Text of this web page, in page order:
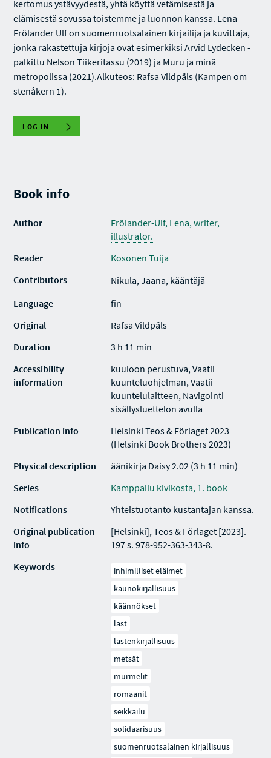
kertomus ystävyydestä, yhtä köyttä vetämisestä ja
elämisestä sovussa toistemme ja luonnon kanssa. Lena-
Frölander Ulf on suomenruotsalainen kirjailija ja kuvittaja,
jonka rakastettuja kirjoja ovat esimerkiksi Arvid Lydecken -
palkittu Nelson Tiikeritassu (2019) ja Muru ja minä
metropolissa (2021).Alkuteos: Rafsa Vildpäls (Kampen om
stenåkern 1).
LOG IN
Book info
Author
Frölander-Ulf, Lena, writer,
illustrator.
Reader
Kosonen Tuija
Contributors
Nikula, Jaana, kääntäjä
Language
fin
Original
Rafsa Vildpäls
Duration
3 h 11 min
Accessibility
information
kuuloon perustuva, Vaatii
kuunteluohjelman, Vaatii
kuuntelulaitteen, Navigointi
sisällysluettelon avulla
Publication info
Helsinki Teos & Förlaget 2023
(Helsinki Book Brothers 2023)
Physical description
äänikirja Daisy 2.02 (3 h 11 min)
Series
Kamppailu kivikosta, 1. book
Notifications
Yhteistuotanto kustantajan kanssa.
Original publication
info
[Helsinki], Teos & Förlaget [2023].
197 s. 978-952-363-343-8.
Keywords
inhimilliset eläimet
kaunokirjallisuus
käännökset
last
lastenkirjallisuus
metsät
murmelit
romaanit
seikkailu
solidaarisuus
suomenruotsalainen kirjallisuus